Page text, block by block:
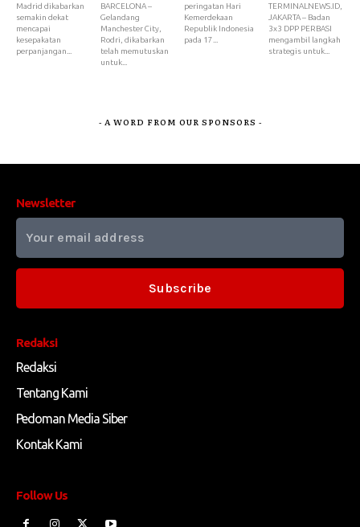
Madrid dikabarkan
semakin dekat
mencapai
kesepakatan
perpanjangan...
BARCELONA –
Gelandang
Manchester City,
Rodri, dikabarkan
telah memutuskan
untuk...
peringatan Hari
Kemerdekaan
Republik Indonesia
pada 17...
TERMINALNEWS.ID,
JAKARTA – Badan
3x3 DPP PERBASI
mengambil langkah
strategis untuk...
- A WORD FROM OUR SPONSORS -
Redaksi
Redaksi
Tentang Kami
Pedoman Media Siber
Kontak Kami
Follow Us
Newsletter
Subscribe